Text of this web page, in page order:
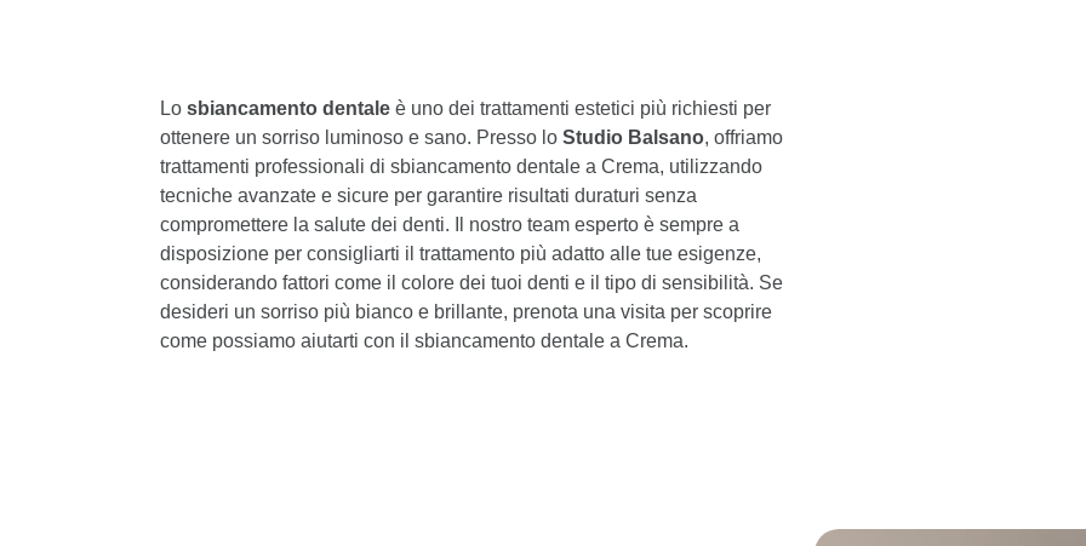
Lo sbiancamento dentale è uno dei trattamenti estetici più richiesti per
ottenere un sorriso luminoso e sano. Presso lo Studio Balsano, offriamo
trattamenti professionali di sbiancamento dentale a Crema, utilizzando
tecniche avanzate e sicure per garantire risultati duraturi senza
compromettere la salute dei denti. Il nostro team esperto è sempre a
disposizione per consigliarti il trattamento più adatto alle tue esigenze,
considerando fattori come il colore dei tuoi denti e il tipo di sensibilità. Se
desideri un sorriso più bianco e brillante, prenota una visita per scoprire
come possiamo aiutarti con il sbiancamento dentale a Crema.